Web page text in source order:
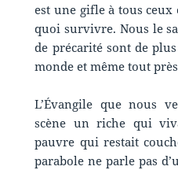
est une gifle à tous ceux
quoi survivre. Nous le
de précarité sont de
monde et même tout
L’Évangile que nous
scène un riche qui
pauvre qui restait
parabole ne parle pas